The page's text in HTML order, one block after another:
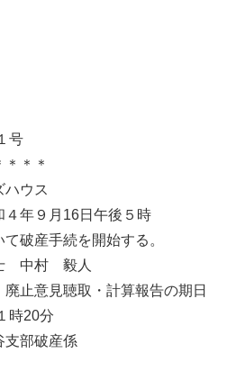
号
＊＊
ウス
年９月16日午後５時
破産手続を開始する。
中村 毅人
止意見聴取・計算報告の期日
時20分
支部破産係